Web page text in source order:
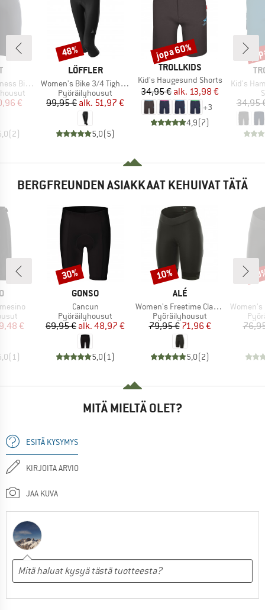
Shorts
hinta
€
(2)
MERKKI
LÖFFLER
Tuote
Women's Bike 3/4 Tights Basic
Tuoteryhmä
Pyöräilyhousut
Hinta
99,95 € Alennettu hinta
alk. 51,97 €
5,0(5)
Alennus
48%
MERKKI
TROLLKIDS
Tuote
Kid's Haugesund Shorts
Hinta
34,95 € Alennettu hinta
alk. 13,98 €
+3
4,9(7)
Alennus
jopa 60%
Tuote
Kid's
34,95
BERGFREUNDEN ASIAKKAAT KEHUIVAT TÄTÄ
hinta
€
(1)
MERKKI
GONSO
Tuote
Cancun
Tuoteryhmä
Pyöräilyhousut
Hinta
69,95 € Alennettu hinta
alk. 48,97 €
5,0(1)
Alennus
30%
MERKKI
ALÉ
Tuote
Women's Freetime Classico LL Shorts
Tuoteryhmä
Pyöräilyhousut
Hinta
79,95 €Alennettu hinta
71,96 €
5,0(2)
Alennus
10%
Tuote
Women's
MITÄ MIELTÄ OLET?
ESITÄ KYSYMYS
KIRJOITA ARVIO
JAA KUVA